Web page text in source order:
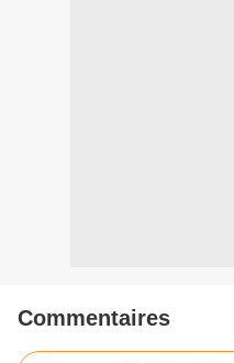
Commentaires